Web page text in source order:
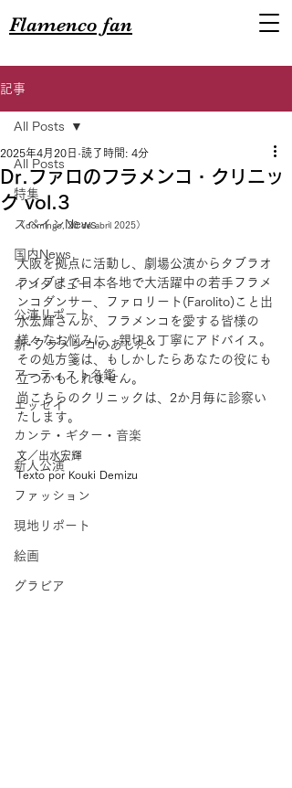
Flamenco fan
記事
All Posts
特集
スペインNews
国内News
インタビュー
公演リポート
新･フラメンコのあした
アーティスト名鑑
エッセイ
カンテ・ギター・音楽
新人公演
ファッション
現地リポート
絵画
グラビア
All Posts
Dr.ファロのフラメンコ・クリニッ
ク vol.3
2025年4月20日 読了時間: 4分
（domingo, 20 de abril 2025）
大阪を拠点に活動し、劇場公演からタブラオ
ライブまで日本各地で大活躍中の若手フラメ
ンコダンサー、ファロリート(Farolito)こと出
水宏輝さんが、フラメンコを愛する皆様の
様々なお悩みに、親切＆丁寧にアドバイス。
その処方箋は、もしかしたらあなたの役にも
立つかもしれません。
尚こちらのクリニックは、2か月毎に診察い
たします。
文／出水宏輝
Texto por Kouki Demizu